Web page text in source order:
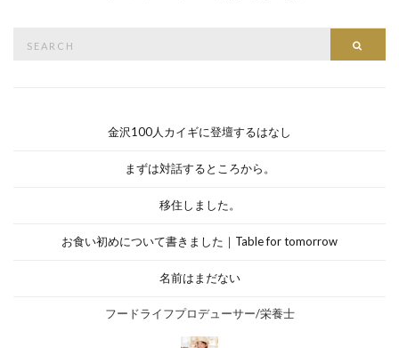
金沢100人カイギに登壇するはなし
まずは対話するところから。
移住しました。
お食い初めについて書きました｜Table for tomorrow
名前はまだない
フードライフプロデューサー/栄養士